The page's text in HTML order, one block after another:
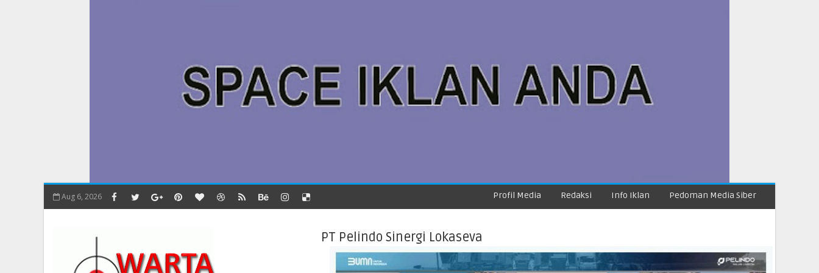
Aug 6, 2026 Profil Media Redaksi Info Iklan Pedoman Media Siber
PT Pelindo Sinergi Lokaseva